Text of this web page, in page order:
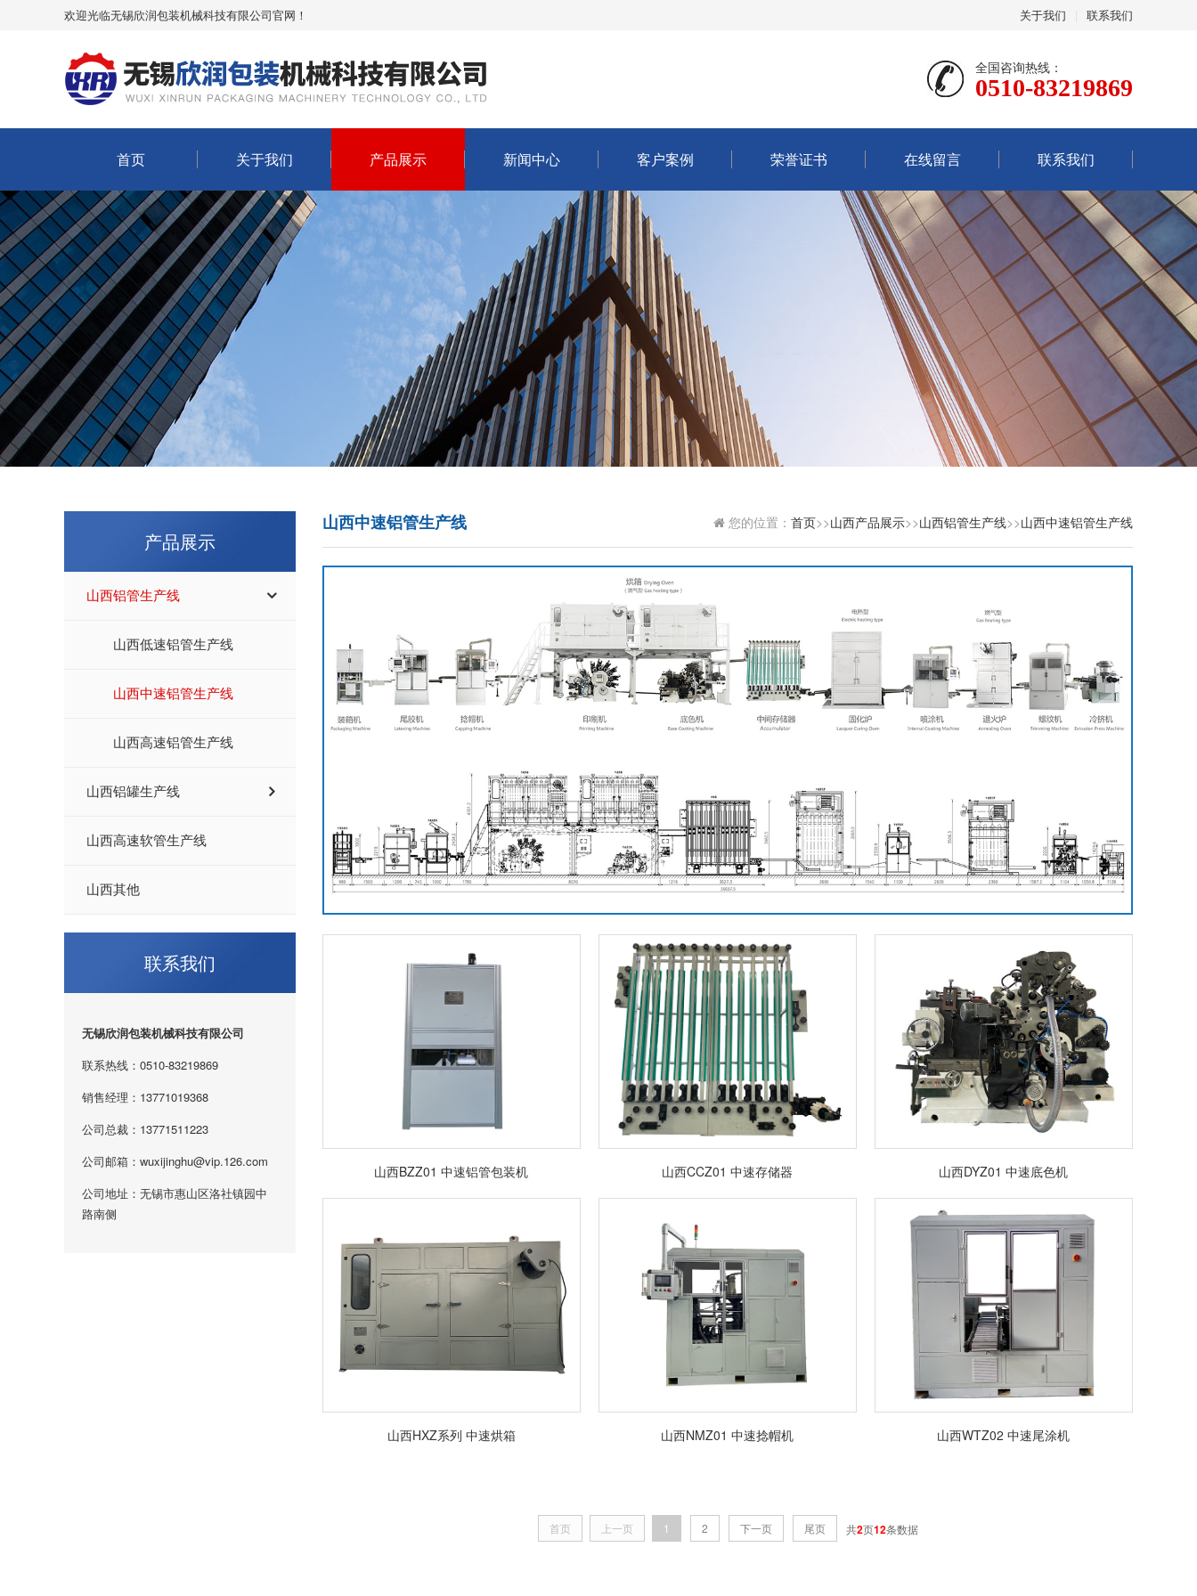
关于我们 联系我们
欢迎光临无锡欣润包装机械科技有限公司官网！
全国咨询热线：
0510-83219869
首页 关于我们 产品展示 新闻中心 客户案例 荣誉证书 在线留言 联系我们
产品展示
山西铝管生产线
山西低速铝管生产线
山西中速铝管生产线
山西高速铝管生产线
山西铝罐生产线
山西高速软管生产线
山西其他
联系我们
无锡欣润包装机械科技有限公司
联系热线：0510-83219869
销售经理：13771019368
公司总裁：13771511223
公司邮箱：wuxijinghu@vip.126.com
公司地址：无锡市惠山区洛社镇园中
路南侧
您的位置： 首页>>山西产品展示>>山西铝管生产线>>山西中速铝管生产线
山西中速铝管生产线
山西BZZ01 中速铝管包装机 山西CCZ01 中速存储器 山西DYZ01 中速底色机
山西HXZ系列 中速烘箱 山西NMZ01 中速捻帽机 山西WTZ02 中速尾涂机
首页 上一页 1 2 下一页 尾页 共2页12条数据